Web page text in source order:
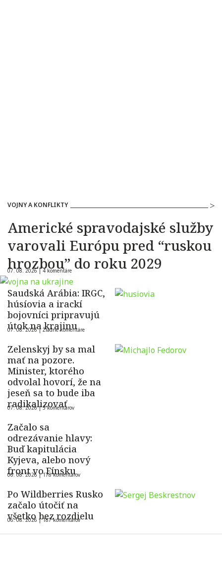
VOJNY A KONFLIKTY
Americké spravodajské služby
varovali Európu pred “ruskou
hrozbou” do roku 2029
07. 08. 2026 |4 komentáre
Saudská Arábia: IRGC,
húsíovia a irackí
bojovníci pripravujú
útok na krajinu
07. 08. 2026 |Žiadne komentáre
Zelenskyj by sa mal
mať na pozore.
Minister, ktorého
odvolal hovorí, že na
jeseň sa to bude iba
radikalizovať
07. 08. 2026 |5 komentárov
Začalo sa
odrezávanie hlavy:
Buď kapitulácia
Kyjeva, alebo nový
front vo Fínsku
06. 08. 2026 |178 komentárov
Po Wildberries Rusko
začalo útočiť na
všetko bez rozdielu
06. 08. 2026 |187 komentárov